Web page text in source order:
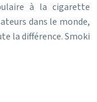
à la cigarette
dans le monde,
la différence. Smoki